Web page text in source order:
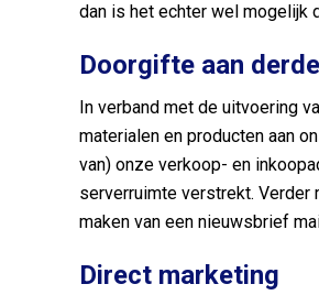
dan is het echter wel mogelijk
Doorgifte aan
In verband met de uitvoering
materialen en producten aan
van) onze verkoop- en
serverruimte verstrekt. Verder
maken van een nieuwsbrief
Direct marketing